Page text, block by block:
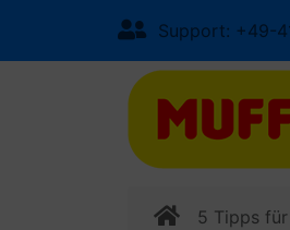
Support: +49-
5 Tipps